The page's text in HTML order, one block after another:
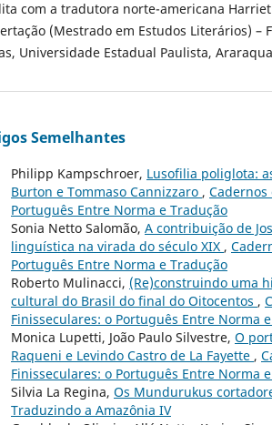
com a tradutora norte-americana
(Mestrado em Estudos Literários) –
Universidade Estadual Paulista,
Semelhantes
Philipp Kampschroer, Lusofilia poliglota:
Burton e Tommaso Cannizzaro , Cadernos
Português Entre Norma e Tradução
Sonia Netto Salomão, A contribuição de
linguística na virada do século XIX ,
Português Entre Norma e Tradução
Roberto Mulinacci, (Re)construindo uma
cultural do Brasil do final do Oitocentos ,
Finisseculares: o Português Entre Norma
Monica Lupetti, João Paulo Silvestre, O
Raqueni e Levindo Castro de La Fayette ,
Finisseculares: o Português Entre Norma
Silvia La Regina, Os Mundurukus
Traduzindo a Amazônia IV